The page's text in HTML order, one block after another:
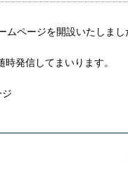
ページを開設いたしまし
発信してまいります。